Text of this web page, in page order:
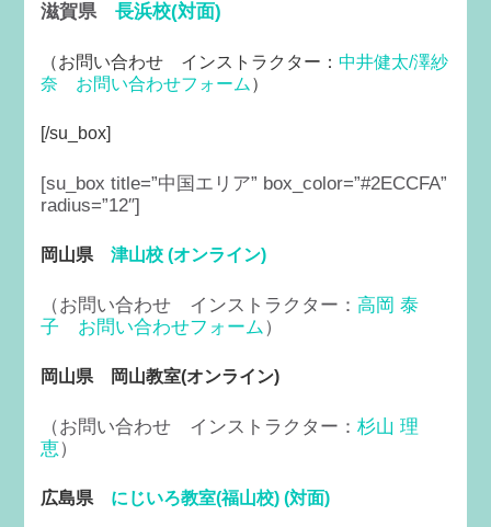
滋賀県長浜校(対面)
（お問い合わせ インストラクター：中井健太/澤紗
奈
お問い合わせフォーム ）
[/su_box]
[su_box title=”中国エリア” box_color=”#2ECCFA”
radius=”12″]
岡山県津山校 (オンライン)
（お問い合わせ インストラクター：高岡 泰
子
お問い合わせフォーム ）
岡山県 岡山教室(オンライン)
（お問い合わせ インストラクター：杉山 理
恵）
広島県 にじいろ教室(福山校) (対面)